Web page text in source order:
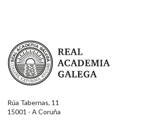
Real Academia Galega
Rúa Tabernas, 11
15001 - A Coruña